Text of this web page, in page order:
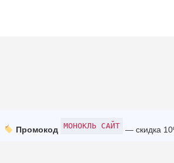
Промокод МОНОКЛЬ САЙТ — скидка